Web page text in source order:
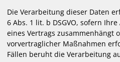
Die Verarbeitung dieser Daten
6 Abs. 1 lit. b DSGVO, sofern
eines Vertrags zusammenhängt
vorvertraglicher Maßnahmen
Fällen beruht die Verarbeitung